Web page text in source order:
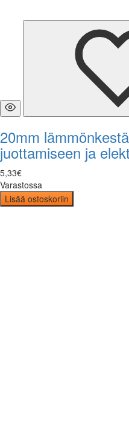
20mm
juottamiseen ja
5,33€
Varastossa
Lisää ostoskoriin